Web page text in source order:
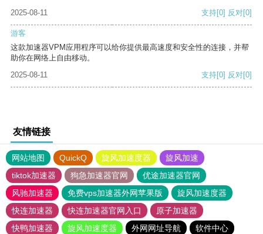
2025-08-11 支持[0] 反对[0]
游客
这款加速器VPM应用程序可以给你提供最高速度和安全性的连接，并帮
助你在网络上自由移动。
2025-08-11
支持[0] 反对[0]
友情链接
网站地图 QuickQ 旋风加速度器
旋风加速
tiktok加速器
狗急加速器官网
优途加速器官网
风驰加速器
免费vps加速器外网苹果版
旋风加速度器
快连加速器
快连加速器官网入口
原子加速器
快鸭加速器
旋风加速度器 外网网址导航
软件中心